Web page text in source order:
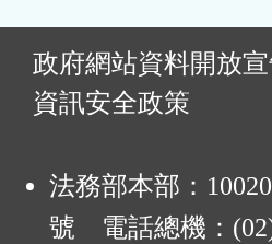
政府網站資料開放
資訊安全政策
法務部本部：
號 電話總機：